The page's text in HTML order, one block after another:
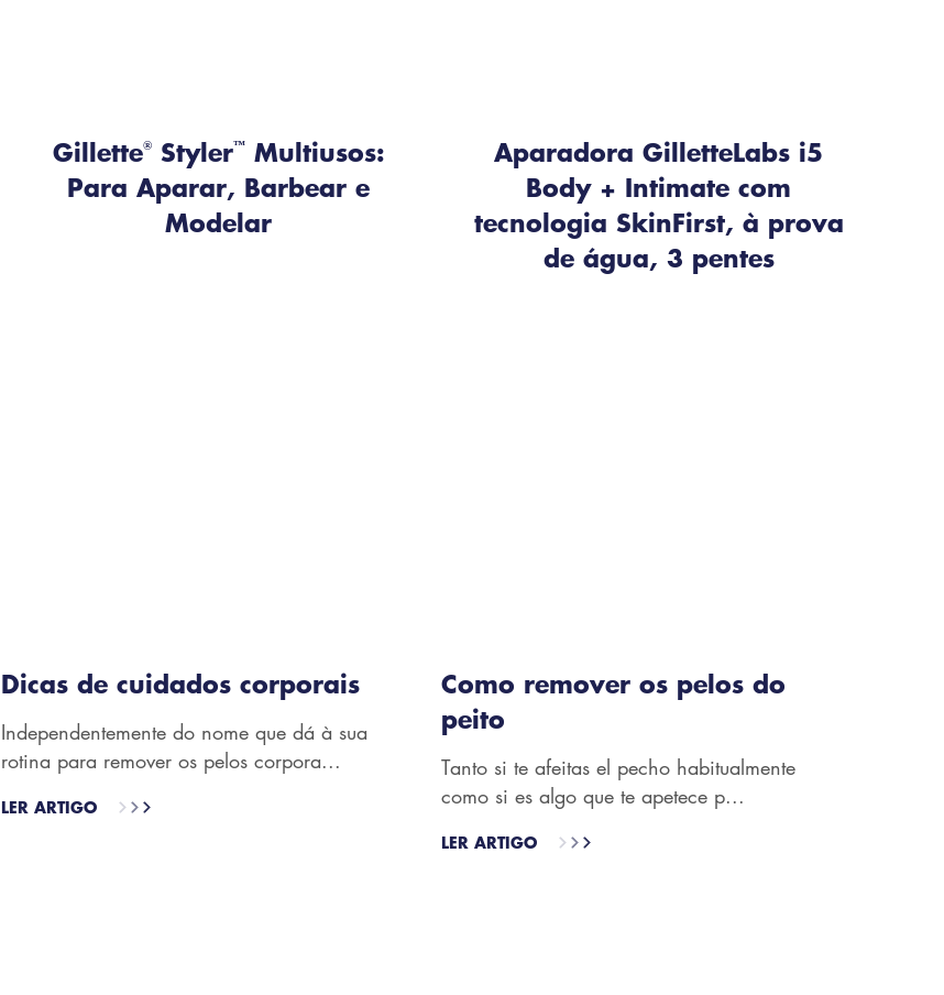
Gillette®Styler™Multiusos:
Para Aparar, Barbear e
Modelar
Aparadora GilletteLabs i5
Body + Intimate com
tecnologia SkinFirst, à prova
de água, 3 pentes
Dicas de cuidados corporais
Independentemente do nome que dá à sua
rotina para remover os pelos corpora...
LER ARTIGO
Como remover os pelos do
peito
Tanto si te afeitas el pecho habitualmente
como si es algo que te apetece p...
LER ARTIGO